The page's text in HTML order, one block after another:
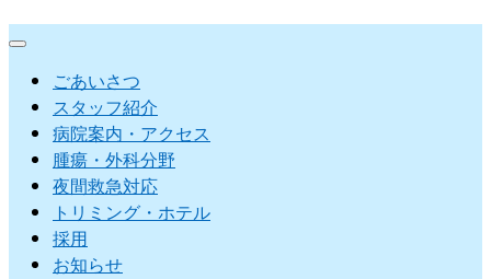
ごあいさつ
スタッフ紹介
病院案内・アクセス
腫瘍・外科分野
夜間救急対応
トリミング・ホテル
採用
お知らせ